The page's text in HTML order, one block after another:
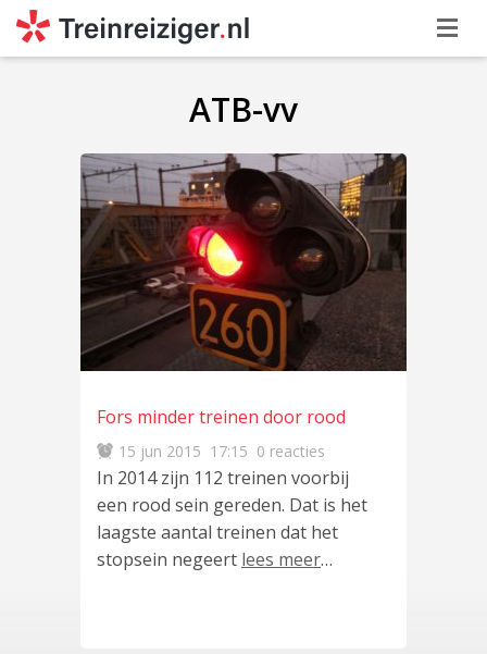
ATB-vv
Fors minder treinen door rood
15 jun 2015 17:15 0 reacties
In 2014 zijn 112 treinen voorbij
een rood sein gereden. Dat is het
laagste aantal treinen dat het
stopsein negeert lees meer…